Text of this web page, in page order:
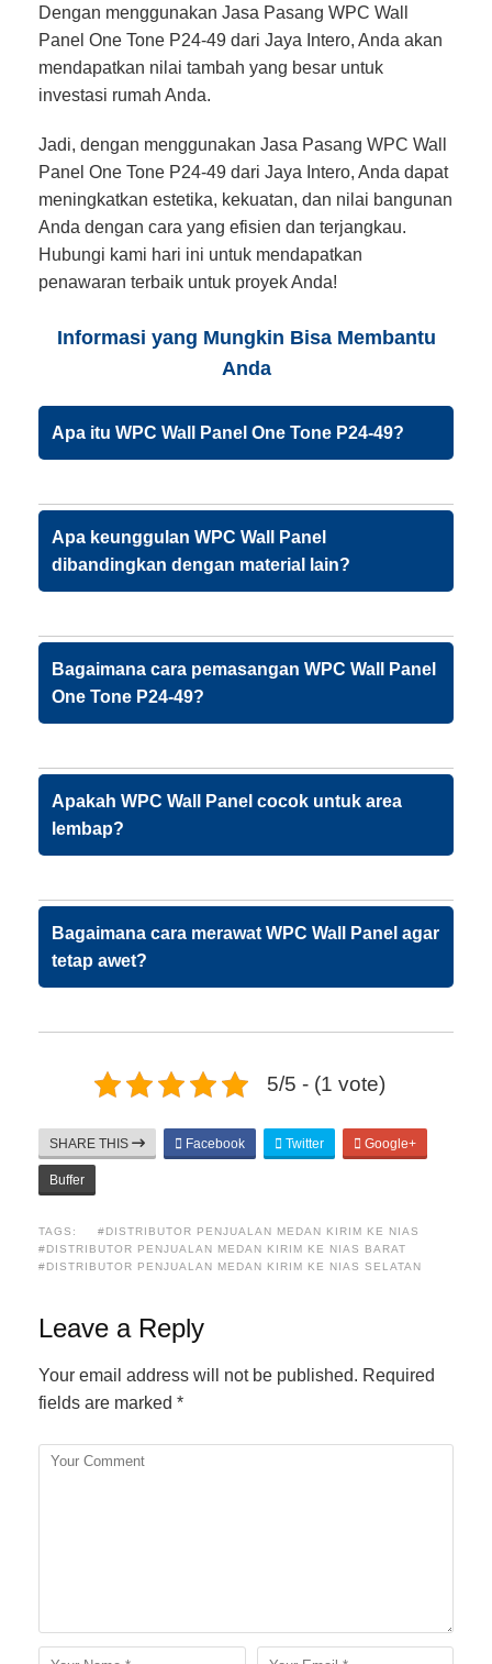
Dengan menggunakan Jasa Pasang WPC Wall
Panel One Tone P24-49 dari Jaya Intero, Anda akan
mendapatkan nilai tambah yang besar untuk
investasi rumah Anda.
Jadi, dengan menggunakan Jasa Pasang WPC Wall
Panel One Tone P24-49 dari Jaya Intero, Anda dapat
meningkatkan estetika, kekuatan, dan nilai bangunan
Anda dengan cara yang efisien dan terjangkau.
Hubungi kami hari ini untuk mendapatkan
penawaran terbaik untuk proyek Anda!
Informasi yang Mungkin Bisa Membantu
Anda
Apa itu WPC Wall Panel One Tone P24-49?
Apa keunggulan WPC Wall Panel
dibandingkan dengan material lain?
Bagaimana cara pemasangan WPC Wall Panel
One Tone P24-49?
Apakah WPC Wall Panel cocok untuk area
lembap?
Bagaimana cara merawat WPC Wall Panel agar
tetap awet?
5/5 - (1 vote)
SHARE THIS Facebook Twitter Google+
Buffer
TAGS:
#DISTRIBUTOR PENJUALAN MEDAN KIRIM KE NIAS
#DISTRIBUTOR PENJUALAN MEDAN KIRIM KE NIAS BARAT
#DISTRIBUTOR PENJUALAN MEDAN KIRIM KE NIAS SELATAN
Leave a Reply
Your email address will not be published. Required
fields are marked *